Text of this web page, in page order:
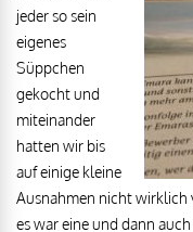
jeder so sein
eigenes
Süppchen
gekocht und
miteinander
hatten wir bis
auf einige kleine
Ausnahmen nicht wirklich
es war eine und dann